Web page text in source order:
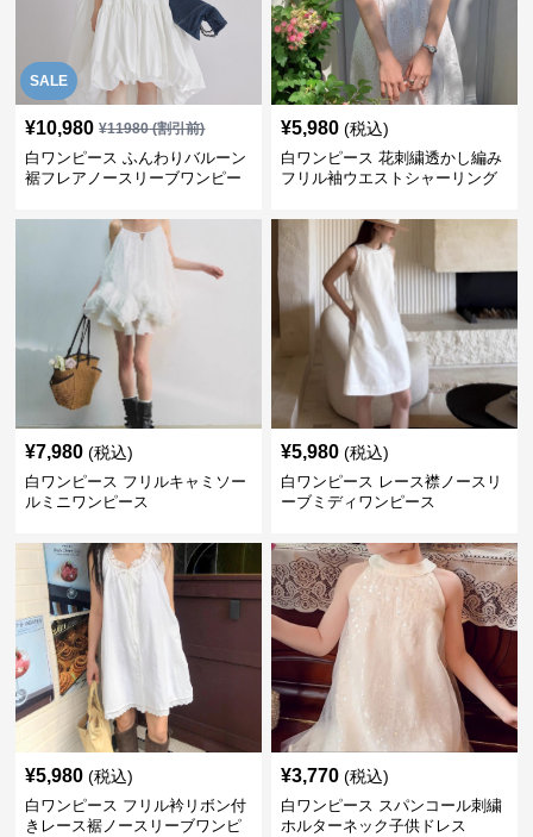
SALE
¥10,980 ¥11980(割引前)
白ワンピース ふんわりバルーン
裾フレアノースリーブワンピー
¥5,980 (税込)
白ワンピース 花刺繍透かし編み
フリル袖ウエストシャーリング
¥7,980 (税込)
白ワンピース フリルキャミソー
ルミニワンピース
¥5,980 (税込)
白ワンピース レース襟ノースリ
ーブミディワンピース
¥5,980 (税込)
白ワンピース フリル衿リボン付
きレース裾ノースリーブワンピ
¥3,770 (税込)
白ワンピース スパンコール刺繍
ホルターネック子供ドレス